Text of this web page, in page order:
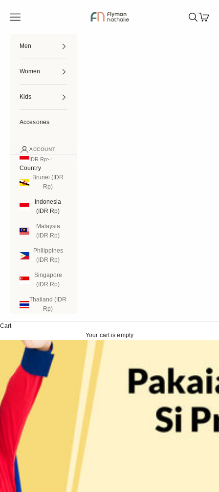
Flymannathalie
Open navigation menu OpenOpen
Men
Women
Kids
Accesories
ACCOUNT
IDR Rp
Country
Brunei (IDR
Rp)
Indonesia
(IDR Rp)
Malaysia
(IDR Rp)
Philippines
(IDR Rp)
Singapore
(IDR Rp)
Thailand (IDR
Rp)
Cart
Your cart is empty